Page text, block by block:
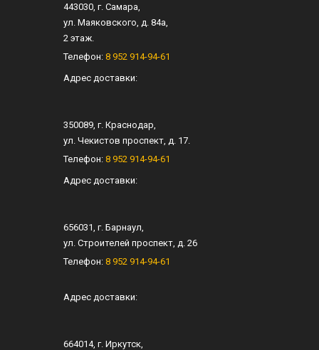
443030 , г. Самара
ул. Маяковского, д. 84а
2 этаж.
Телефон: 8 952 914-94-61
Адрес доставки:
350089 , г. Краснодар
ул. Чекистов проспект, д. 17
Телефон: 8 952 914-94-61
Адрес доставки:
656031 , г. Барнаул
ул. Строителей проспект, д. 26
Телефон: 8 952 914-94-61
Адрес доставки:
664014, г. Иркутск